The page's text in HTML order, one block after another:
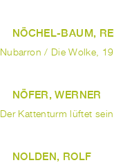
NÖCHEL-BAUM,
Nubarron / Die Wolke,
NÖFER, WERNER
Der Kattenturm lüftet
NOLDEN, ROLF